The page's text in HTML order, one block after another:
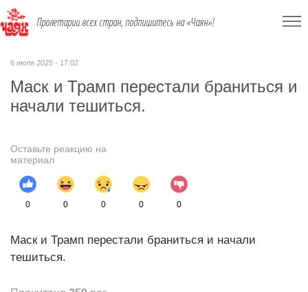
Пролетарии всех стран, подпишитесь на «Чаян»!
6 июля 2025 - 17:02
Маск и Трамп перестали браниться и
начали тешиться.
Оставьте реакцию на
материал
0 0 0 0 0
Маск и Трамп перестали браниться и начали
тешиться.